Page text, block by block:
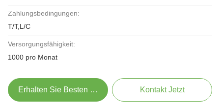
Zahlungsbedingungen:
T/T,L/C
Versorgungsfähigkeit:
1000 pro Monat
Erhalten Sie Besten Preis Kontakt Jetzt